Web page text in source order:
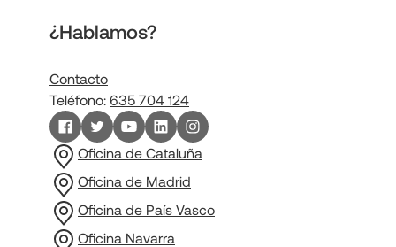
¿Hablamos?
Contacto
Teléfono: 635 704 124
Oficina de Cataluña
Oficina de Madrid
Oficina de País Vasco
Oficina Navarra